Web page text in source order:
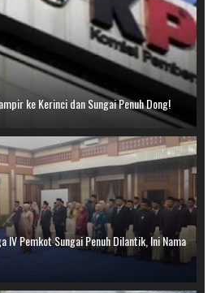
ke Kerinci dan Sungai Penuh Dong!
IV Pemkot Sungai Penuh Dilantik, Ini Nama